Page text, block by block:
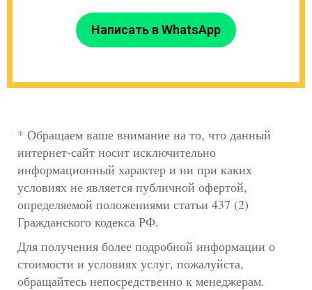
Написать в WhatsApp
* Обращаем ваше внимание на то, что данный
интернет-сайт носит исключительно
информационный характер и ни при каких
условиях не является публичной офертой,
определяемой положениями статьи 437 (2)
Гражданского кодекса РФ.
Для получения более подробной информации о
стоимости и условиях услуг, пожалуйста,
обращайтесь непосредственно к менеджерам.